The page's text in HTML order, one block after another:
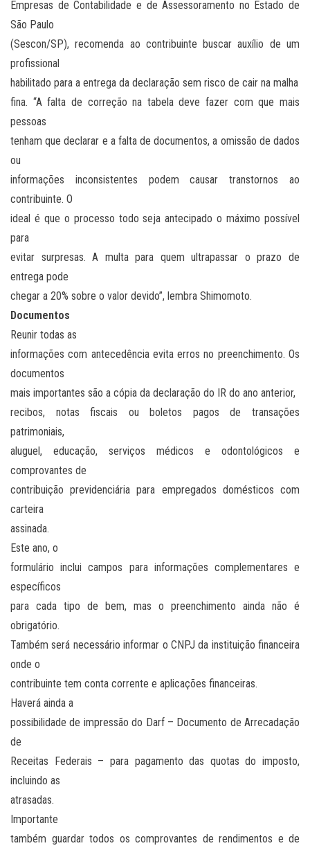
Empresas de Contabilidade e de Assessoramento no Estado de
São Paulo
(Sescon/SP), recomenda ao contribuinte buscar auxílio de um
profissional
habilitado para a entrega da declaração sem risco de cair na malha
fina. “A falta de correção na tabela deve fazer com que mais
pessoas
tenham que declarar e a falta de documentos, a omissão de dados
ou
informações inconsistentes podem causar transtornos ao
contribuinte. O
ideal é que o processo todo seja antecipado o máximo possível
para
evitar surpresas. A multa para quem ultrapassar o prazo de
entrega pode
chegar a 20% sobre o valor devido”, lembra Shimomoto.
Documentos
Reunir todas as
informações com antecedência evita erros no preenchimento. Os
documentos
mais importantes são a cópia da declaração do IR do ano anterior,
recibos, notas fiscais ou boletos pagos de transações
patrimoniais,
aluguel, educação, serviços médicos e odontológicos e
comprovantes de
contribuição previdenciária para empregados domésticos com
carteira
assinada.
Este ano, o
formulário inclui campos para informações complementares e
específicos
para cada tipo de bem, mas o preenchimento ainda não é
obrigatório.
Também será necessário informar o CNPJ da instituição financeira
onde o
contribuinte tem conta corrente e aplicações financeiras.
Haverá ainda a
possibilidade de impressão do Darf – Documento de Arrecadação
de
Receitas Federais – para pagamento das quotas do imposto,
incluindo as
atrasadas.
Importante
também guardar todos os comprovantes de rendimentos e de